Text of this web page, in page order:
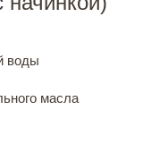
воды
масла